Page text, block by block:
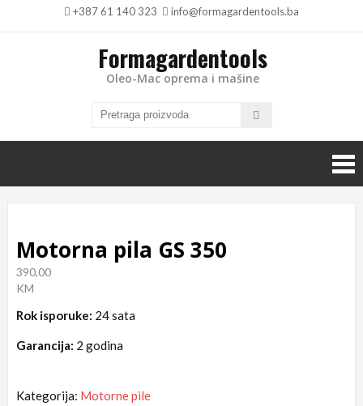
+387 61 140 323 info@formagardentools.ba
Formagardentools
Oleo-Mac oprema i mašine
Motorna pila GS 350
390,00
KM
Rok isporuke: 24 sata
Garancija: 2 godina
Kategorija: Motorne pile